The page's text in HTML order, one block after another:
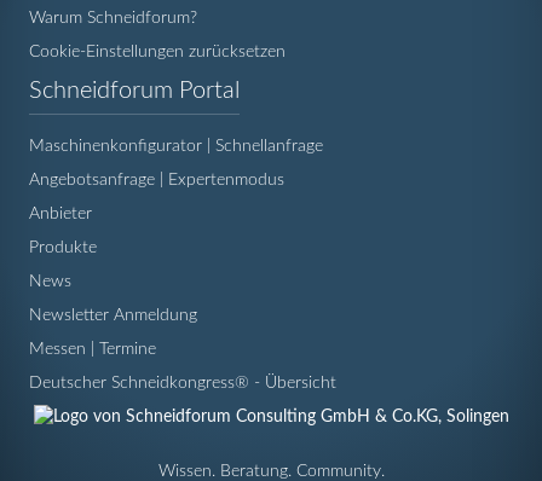
Warum Schneidforum?
Cookie-Einstellungen zurücksetzen
Schneidforum Portal
Maschinenkonfigurator | Schnellanfrage
Angebotsanfrage | Expertenmodus
Anbieter
Produkte
News
Newsletter Anmeldung
Messen | Termine
Deutscher Schneidkongress® - Übersicht
Wissen. Beratung. Community.